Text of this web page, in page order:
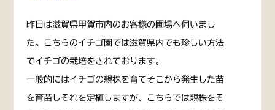
昨日は滋賀県甲賀市内のお客様の圃場へ伺いまし
た。こちらのイチゴ園では滋賀県内でも珍しい方法
でイチゴの栽培をされております。
一般的にはイチゴの親株を育てそこから発生した苗
を育苗しそれを定植しますが、こちらでは親株をそ